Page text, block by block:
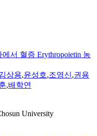
서 혈증 Erythropoietin 농
상용,윤성호,조영신,권용
,배학연
University